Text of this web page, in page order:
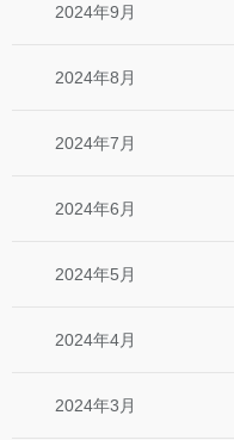
2024年9月
2024年8月
2024年7月
2024年6月
2024年5月
2024年4月
2024年3月